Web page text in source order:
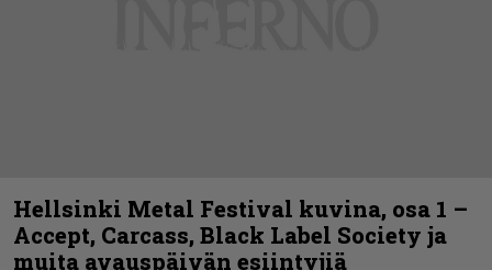
Hellsinki Metal Festival kuvina, osa 1 –
Accept, Carcass, Black Label Society ja
muita avauspäivän esiintyjiä